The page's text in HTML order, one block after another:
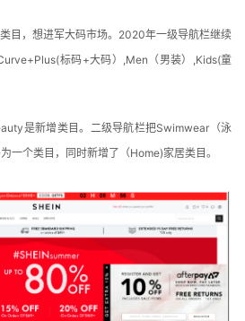
目，想进军大码市场。2020年一级导航栏继续
标码+大码）,Men（男装）,Kids(童
是新增类目。二级导航栏把Swimwear（泳
一个类目，同时新增了（Home)家居类目。